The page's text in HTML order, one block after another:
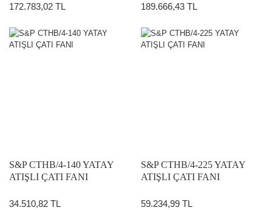
172.783,02 TL 189.666,43 TL
S&P CTHB/4-140 YATAY
ATIŞLI ÇATI FANI
34.510,82 TL
S&P CTHB/4-225 YATAY
ATIŞLI ÇATI FANI
59.234,99 TL